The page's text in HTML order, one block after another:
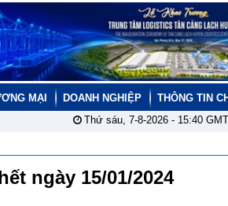
MẠI DOANH NGHIỆP THÔNG TIN
Thứ sáu, 7-8-2026 - 15:40
ngày 15/01/2024